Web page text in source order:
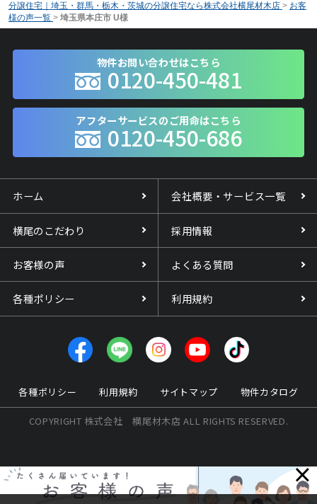
分譲住宅｜埼玉・群馬・栃木・茨城の分譲住宅なら株式会社横尾材木店 > お客
様の声一覧 > 埼玉県本庄市 U様
物件お問い合わせはこちら
0120-450-481
アフターサービスのご用命はこちら
0120-450-686
ホーム 会社概要・サービス一覧
横尾のこだわり 採用情報
お客様の声 よくある質問
各種ポリシー 利用規約
各種ポリシー 利用規約 サイトマップ 物件カタログ
COPYRIGHT 株式会社 横尾材木店 ALL RIGHTS RESERVED.
×